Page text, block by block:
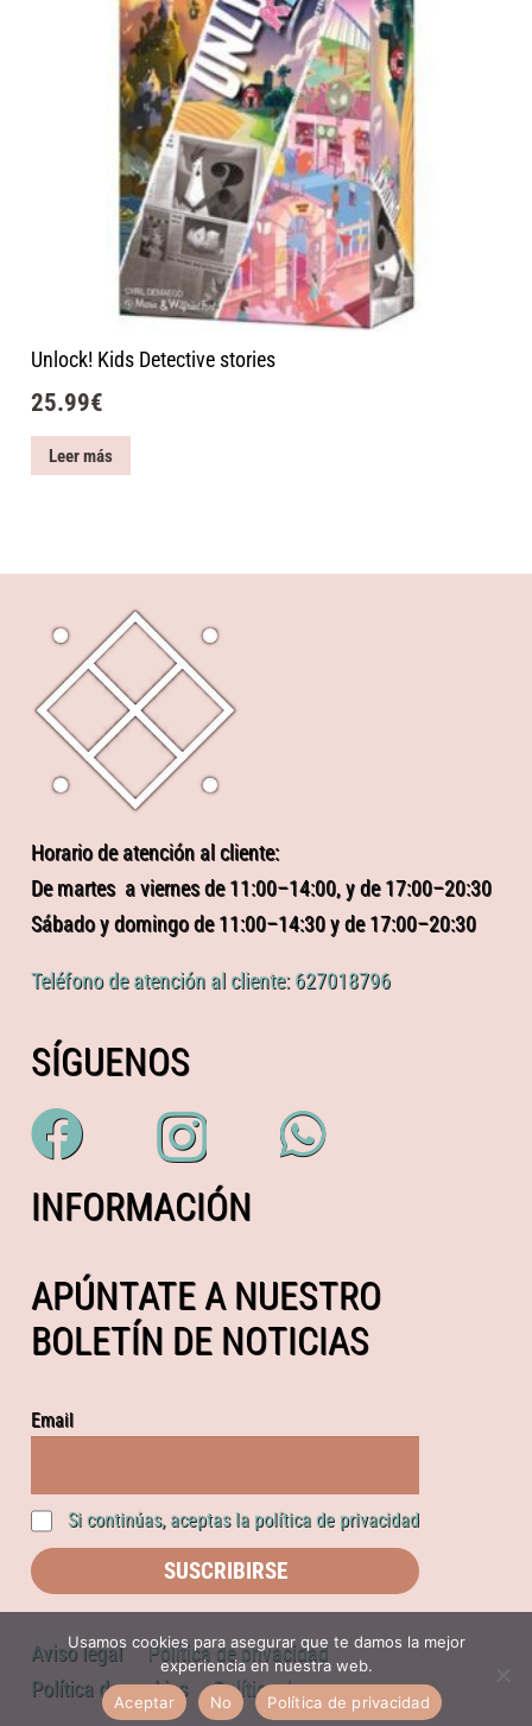
Unlock! Kids Detective stories
25.99€
Leer más
Horario de atención al cliente:
De martes a viernes de 11:00–14:00, y de 17:00–20:30
Sábado y domingo de 11:00–14:30 y de 17:00–20:30
Teléfono de atención al cliente: 627018796
SÍGUENOS
INFORMACIÓN
APÚNTATE A NUESTRO
BOLETÍN DE NOTICIAS
Email
Si continúas, aceptas la política de privacidad
Aviso legal
Política de privacidad
Política de cookies
Política de compras
Usamos cookies para asegurar que te damos la mejor
experiencia en nuestra web.
Aceptar
No Política de privacidad